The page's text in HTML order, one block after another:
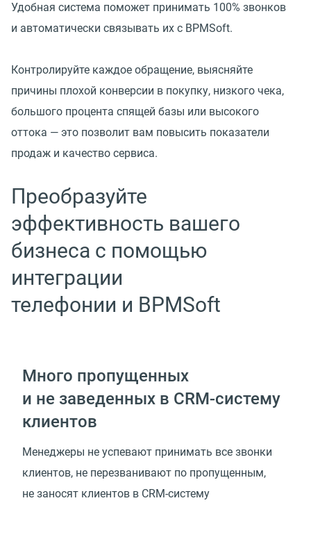
Удобная система поможет принимать 100% звонков
и автоматически связывать их с BPMSoft.
Контролируйте каждое обращение, выясняйте
причины плохой конверсии в покупку, низкого чека,
большого процента спящей базы или высокого
оттока — это позволит вам повысить показатели
продаж и качество сервиса.
Преобразуйте
эффективность вашего
бизнеса с помощью
интеграции
телефонии и BPMSoft
Много пропущенных
и не заведенных в CRM-систему
клиентов
Менеджеры не успевают принимать все звонки
клиентов, не перезванивают по пропущенным,
не заносят клиентов в CRM-систему